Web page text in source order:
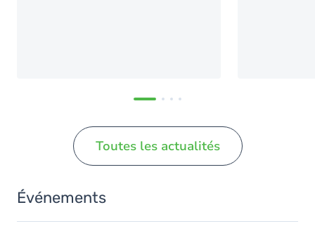
Toutes les actualités
Événements